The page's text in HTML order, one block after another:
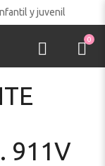
0
911V